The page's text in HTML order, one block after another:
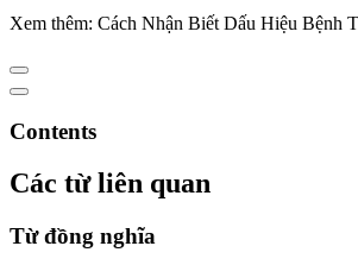
Xem thêm: Cách Nhận Biết Dấu Hiệu Bệnh
Contents
Các từ liên quan
Từ đồng nghĩa